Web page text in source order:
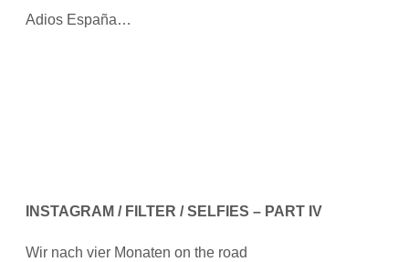
Adios España…
INSTAGRAM / FILTER / SELFIES – PART IV
Wir nach vier Monaten on the road